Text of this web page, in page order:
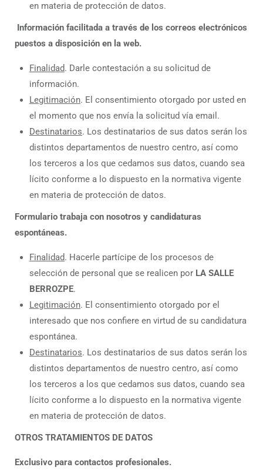
en materia de protección de datos.
Información facilitada a través de los correos electrónicos
puestos a disposición en la web.
Finalidad. Darle contestación a su solicitud de
información.
Legitimación. El consentimiento otorgado por usted en
el momento que nos envía la solicitud vía email.
Destinatarios. Los destinatarios de sus datos serán los
distintos departamentos de nuestro centro, así como
los terceros a los que cedamos sus datos, cuando sea
lícito conforme a lo dispuesto en la normativa vigente
en materia de protección de datos.
Formulario trabaja con nosotros y candidaturas
espontáneas.
Finalidad. Hacerle partícipe de los procesos de
selección de personal que se realicen por LA SALLE
BERROZPE.
Legitimación. El consentimiento otorgado por el
interesado que nos confiere en virtud de su candidatura
espontánea.
Destinatarios. Los destinatarios de sus datos serán los
distintos departamentos de nuestro centro, así como
los terceros a los que cedamos sus datos, cuando sea
lícito conforme a lo dispuesto en la normativa vigente
en materia de protección de datos.
OTROS TRATAMIENTOS DE DATOS
Exclusivo para contactos profesionales.